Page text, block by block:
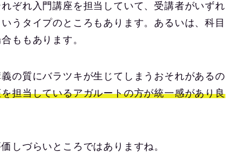
ぞれ入門講座を担当していて、受講者がいずれ
うタイプのところもあります。あるいは、科目
ももあります。
の質にバラツキが生じてしまうおそれがあるの
担当しているアガルートの方が統一感があり良
しづらいところではありますね。